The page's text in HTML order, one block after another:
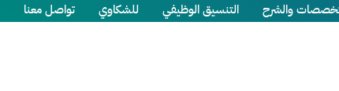
والشرح التنسيق الوظيفي للشكاوي تواصل معنا